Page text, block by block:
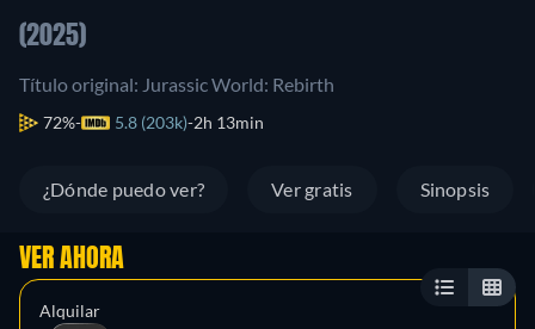
(2025)
Título original: Jurassic World: Rebirth
72% 5.8 (203k) 2h 13min
¿Dónde puedo ver? Ver gratis Sinopsis
VER AHORA
Alquilar